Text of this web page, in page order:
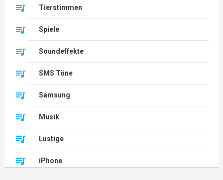
Tierstimmen
Spiele
Soundeffekte
SMS Töne
Samsung
Musik
Lustige
iPhone